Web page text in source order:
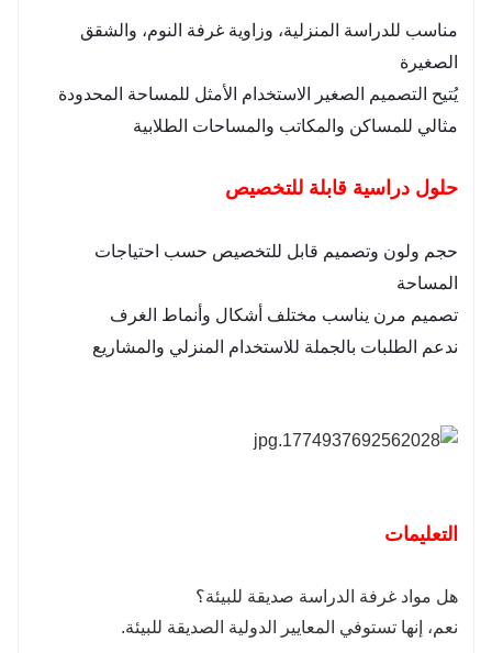
مناسب للدراسة المنزلية، وزاوية غرفة النوم، والشقق
الصغيرة
يُتيح التصميم الصغير الاستخدام الأمثل للمساحة المحدودة
مثالي للمساكن والمكاتب والمساحات الطلابية
حلول دراسية قابلة للتخصيص
حجم ولون وتصميم قابل للتخصيص حسب احتياجات
المساحة
تصميم مرن يناسب مختلف أشكال وأنماط الغرف
ندعم الطلبات بالجملة للاستخدام المنزلي والمشاريع
التعليمات
هل مواد غرفة الدراسة صديقة للبيئة؟
نعم، إنها تستوفي المعايير الدولية الصديقة للبيئة.